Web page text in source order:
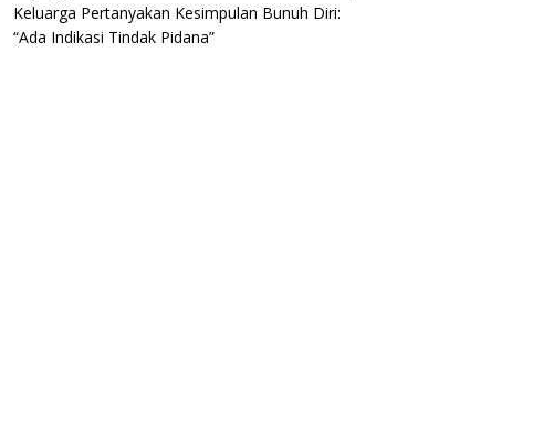
Keluarga Pertanyakan Kesimpulan Bunuh Diri:
“Ada Indikasi Tindak Pidana”